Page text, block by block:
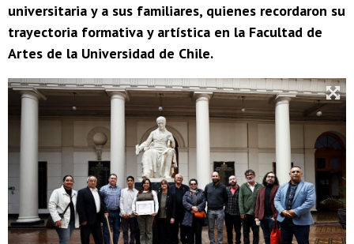
universitaria y a sus familiares, quienes recordaron su
trayectoria formativa y artística en la Facultad de
Artes de la Universidad de Chile.